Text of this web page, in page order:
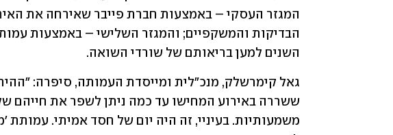
השנים למען בריאותם של שורדי השואה.